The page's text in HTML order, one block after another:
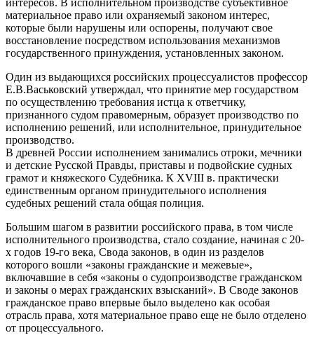
интересов. В исполнительном производстве субъективное
материальное право или охраняемый законом интерес,
которые были нарушены или оспорены, получают свое
восстановление посредством использования механизмов
государственного принуждения, установленных законом.
Один из выдающихся российских процессуалистов профессор
Е.В.Васьковский утверждал, что принятие мер государством
по осуществлению требования истца к ответчику,
признанного судом правомерным, образует производство по
исполнению решений, или исполнительное, принудительное
производство.
В древней России исполнением занимались отроки, мечники
и детские Русской Правды, приставы и подвойские судных
грамот и княжеского Судебника. К XVIII в. практически
единственным органом принудительного исполнения
судебных решений стала общая полиция.
Большим шагом в развитии российского права, в том числе
исполнительного производства, стало создание, начиная с 20-
х годов 19-го века, Свода законов, в один из разделов
которого вошли «законы гражданские и межевые»,
включавшие в себя «законы о судопроизводстве гражданском
и законы о мерах гражданских взысканий». В Своде законов
гражданское право впервые было выделено как особая
отрасль права, хотя материальное право еще не было отделено
от процессуального.